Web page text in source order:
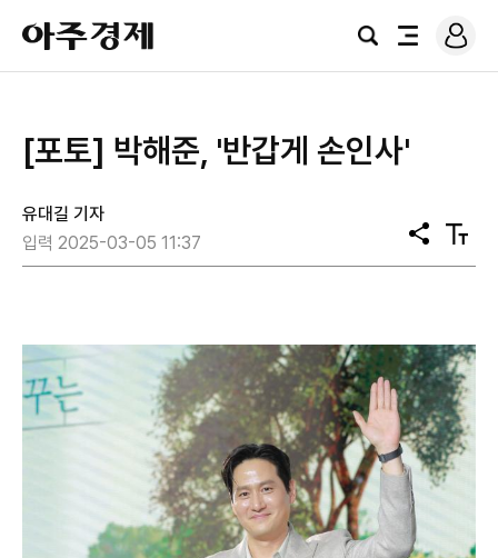
아
주
경
검
전
로
그
[포토] 박해준, '반갑게 손인사'
유대길 기자
입력 2025-03-05 11:37
공
유
텍
스